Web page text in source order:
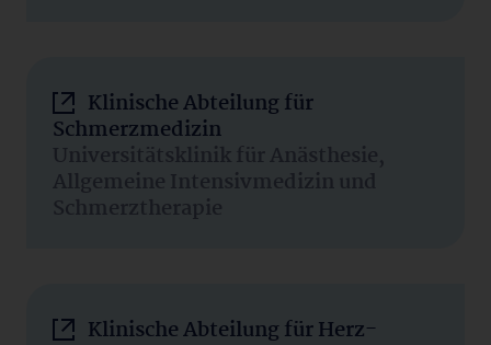
Klinische Abteilung für
Schmerzmedizin
Universitätsklinik für Anästhesie,
Allgemeine Intensivmedizin und
Schmerztherapie
Klinische Abteilung für Herz-